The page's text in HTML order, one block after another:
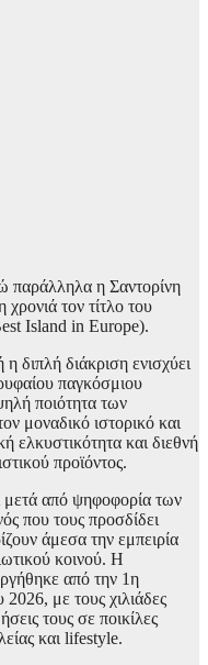
παράλληλα η Σαντορίνη
τον τίτλο του
Island in Europe).
διπλή διάκριση ενισχύει
παγκόσμιου
ποιότητα των
μοναδικό ιστορικό και
ελκυστικότητα και διεθνή
προϊόντος.
μετά από ψηφοφορία των
που τους προσδίδει
άμεσα την εμπειρία
κοινού. Η
από την 1η
με τους χιλιάδες
τους σε ποικίλες
και lifestyle.